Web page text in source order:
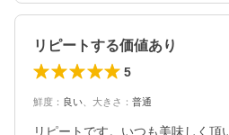
リピートする価値あり
5
鮮度 ： 良い 大きさ ： 普通
リピートです。いつも美味しく頂